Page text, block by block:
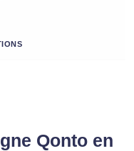
Qonto en